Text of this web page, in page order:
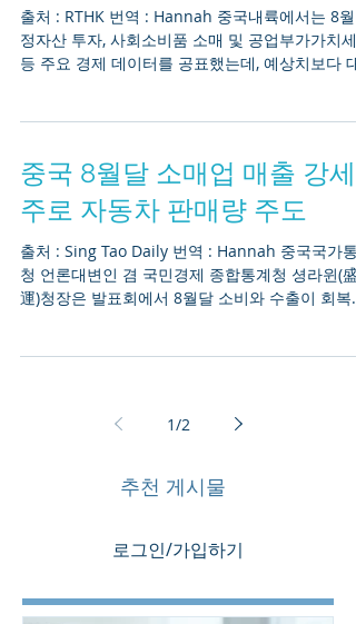
출처 : RTHK 번역 : Hannah 중국내륙에서는 8월
정자산 투자, 사회소비품 소매 및 공업부가가치세
등 주요 경제 데이터를 공표했는데, 예상치보다 대
중국 8월달 소매업 매출 강세,
주로 자동차 판매량 주도
출처 : Sing Tao Daily 번역 : Hannah 중국국가통
청 언론대변인 겸 국민경제 종합통계청 셩라윈(盛
運)청장은 발표회에서 8월달 소비와 수출이 회복세
1/2
추천 게시물
로그인/가입하기